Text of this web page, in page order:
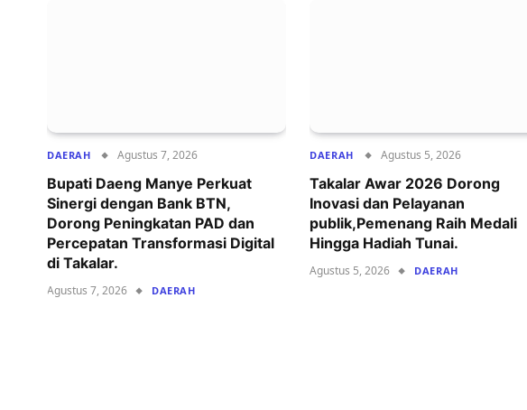
DAERAH Agustus 7, 2026
Bupati Daeng Manye Perkuat
Sinergi dengan Bank BTN,
Dorong Peningkatan PAD dan
Percepatan Transformasi Digital
di Takalar.
Agustus 7, 2026 DAERAH
DAERAH Agustus 5, 2026
Takalar Awar 2026 Dorong
Inovasi dan Pelayanan
publik,Pemenang Raih Medali
Hingga Hadiah Tunai.
Agustus 5, 2026 DAERAH